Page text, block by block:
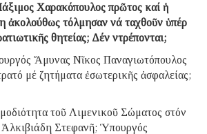
Χαρακόπουλος πρῶτος καί ἡ
ἀκολούθως τόλμησαν νά ταχθοῦν ὑπέρ
θητείας; Δέν ντρέπονται;
Ἄμυνας Νῖκος Παναγιωτόπουλος
μέ ζητήματα ἐσωτερικῆς ἀσφαλείας;
τοῦ Λιμενικοῦ Σώματος στόν
Στεφανῆ; Ὑπουργός